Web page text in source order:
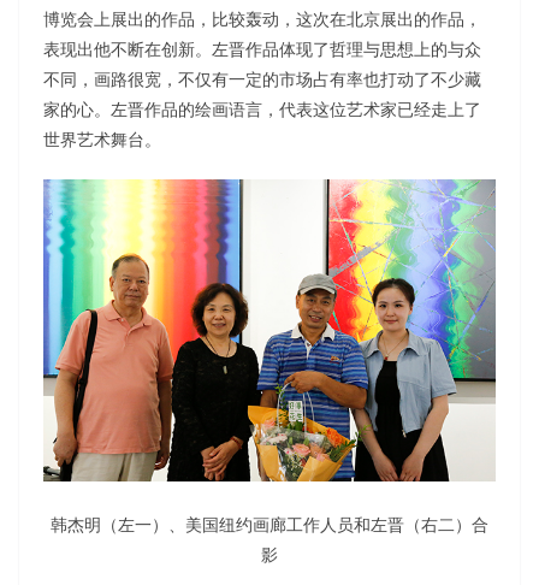
博览会上展出的作品，比较轰动，这次在北京展出的作品，
表现出他不断在创新。左晋作品体现了哲理与思想上的与众
不同，画路很宽，不仅有一定的市场占有率也打动了不少藏
家的心。左晋作品的绘画语言，代表这位艺术家已经走上了
世界艺术舞台。
韩杰明（左一）、美国纽约画廊工作人员和左晋（右二）合
影